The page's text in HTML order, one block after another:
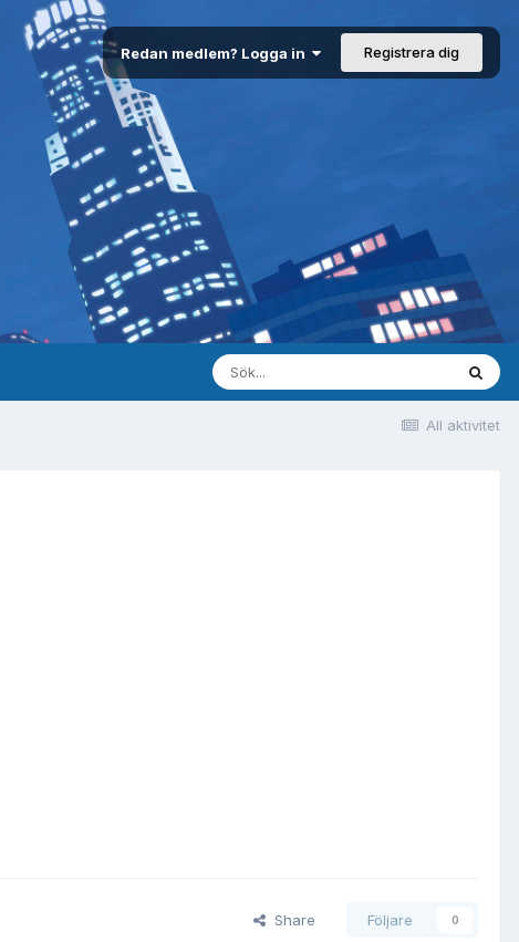
Redan medlem? Logga in Registrera dig
All aktivitet
Share Följare 0